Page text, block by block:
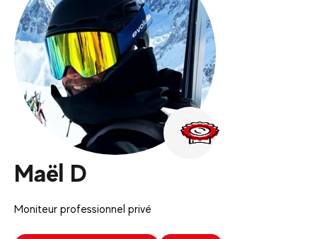
Maël D
Moniteur professionnel privé